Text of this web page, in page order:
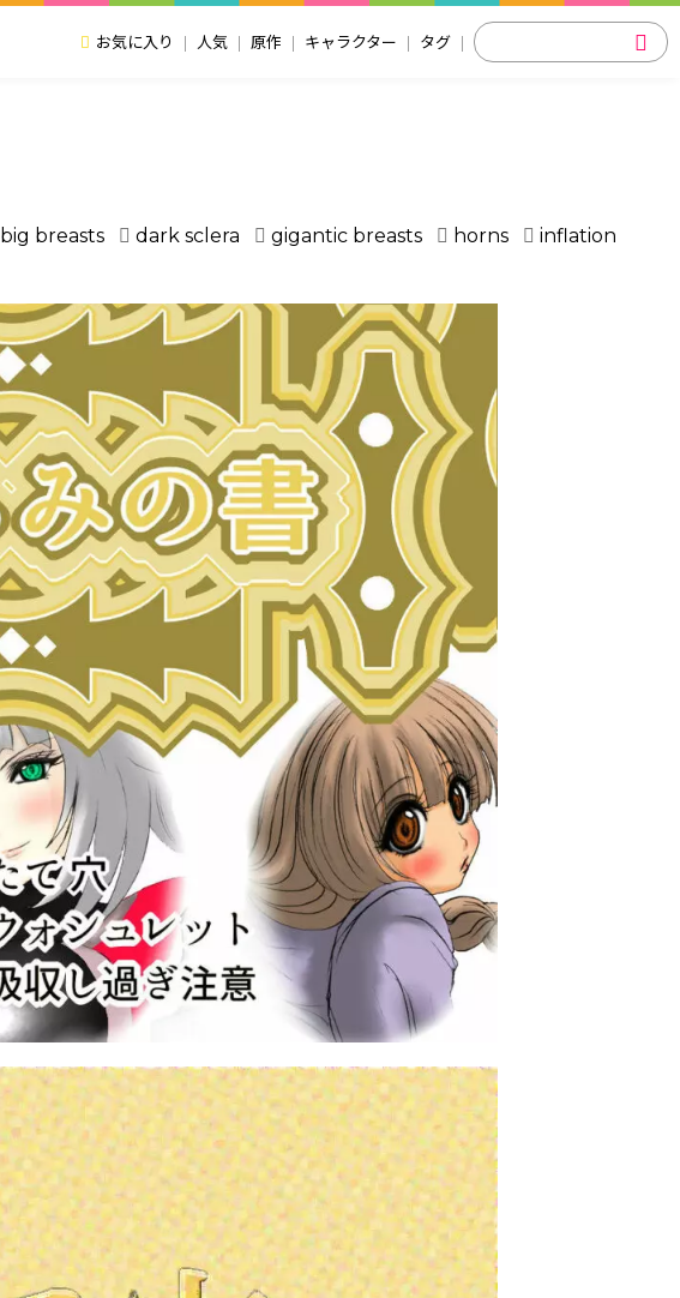
お気に入り 人気 原作 キャラクター タグ
big breasts dark sclera gigantic breasts horns
inflation